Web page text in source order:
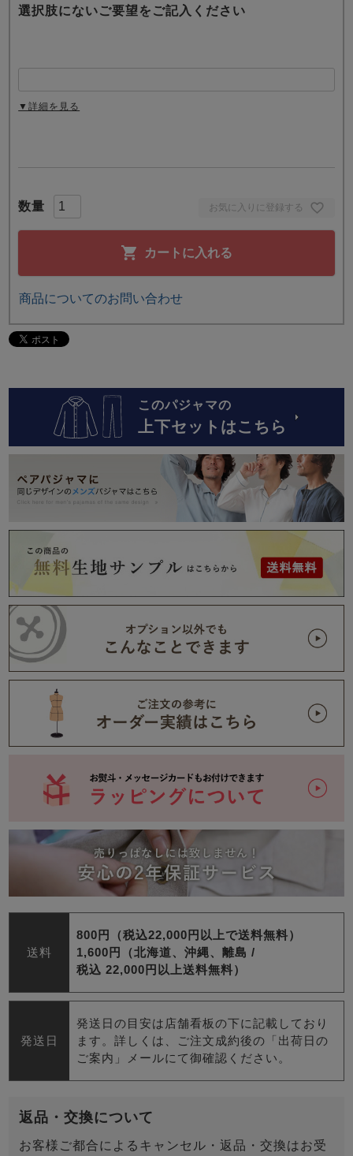
お気に入りに登録する
カートに入れる
選択肢にないご要望をご記入ください
▼詳細を見る
商品についてのお問い合わせ
このパジャマの
上下セットはこちら
送料
800円（税込22,000円以上で送料無料）
1,600円（北海道、沖縄、離島 /
税込 22,000円以上送料無料）
発送日
発送日の目安は店舗看板の下に記載しており
ます。詳しくは、ご注文成約後の「出荷日の
ご案内」メールにて御確認ください。
返品・交換について
お客様ご都合によるキャンセル・返品・交換はお受